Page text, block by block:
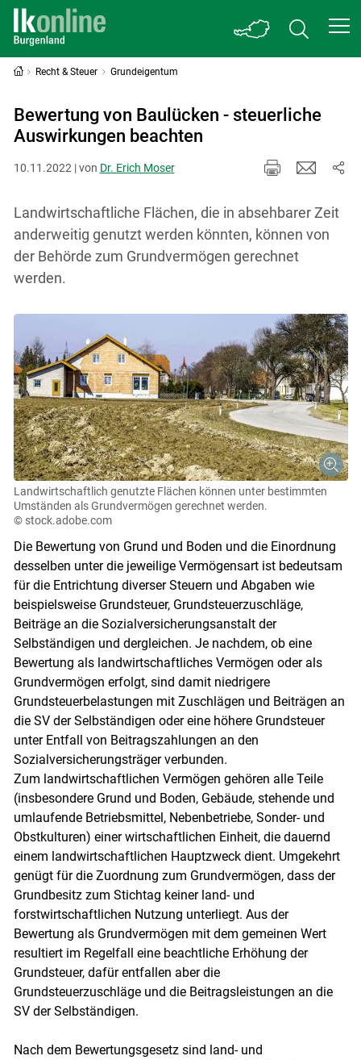
Recht & Steuer Grundeigentum
Bewertung von Baulücken - steuerliche
Auswirkungen beachten
10.11.2022 | von Dr. Erich Moser
Landwirtschaftliche Flächen, die in absehbarer Zeit
anderweitig genutzt werden könnten, können von
der Behörde zum Grundvermögen gerechnet
werden.
Landwirtschaftlich genutzte Flächen können unter bestimmten
Umständen als Grundvermögen gerechnet werden.
© stock.adobe.com
Die Bewertung von Grund und Boden und die Einordnung
desselben unter die jeweilige Vermögensart ist bedeutsam
für die Entrichtung diverser Steuern und Abgaben wie
beispielsweise Grundsteuer, Grundsteuerzuschläge,
Beiträge an die Sozialversicherungsanstalt der
Selbständigen und dergleichen. Je nachdem, ob eine
Bewertung als landwirtschaftliches Vermögen oder als
Grundvermögen erfolgt, sind damit niedrigere
Grundsteuerbelastungen mit Zuschlägen und Beiträgen an
die SV der Selbständigen oder eine höhere Grundsteuer
unter Entfall von Beitragszahlungen an den
Sozialversicherungsträger verbunden.
Zum landwirtschaftlichen Vermögen gehören alle Teile
(insbesondere Grund und Boden, Gebäude, stehende und
umlaufende Betriebsmittel, Nebenbetriebe, Sonder- und
Obstkulturen) einer wirtschaftlichen Einheit, die dauernd
einem landwirtschaftlichen Hauptzweck dient. Umgekehrt
genügt für die Zuordnung zum Grundvermögen, dass der
Grundbesitz zum Stichtag keiner land- und
forstwirtschaftlichen Nutzung unterliegt. Aus der
Bewertung als Grundvermögen mit dem gemeinen Wert
resultiert im Regelfall eine beachtliche Erhöhung der
Grundsteuer, dafür entfallen aber die
Grundsteuerzuschläge und die Beitragsleistungen an die
SV der Selbständigen.
Nach dem Bewertungsgesetz sind land- und